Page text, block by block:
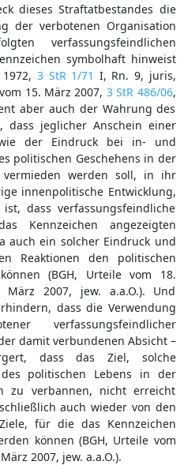
dieses Straftatbestandes die
der verbotenen Organisation
verfassungsfeindlichen
symbolhaft hinweist
3 StR 1/71 I, Rn. 9, juris,
15. März 2007, 3 StR 486/06,
aber auch der Wahrung des
dass jeglicher Anschein einer
der Eindruck bei in- und
politischen Geschehens in der
vermieden werden soll, in ihr
innenpolitische Entwicklung,
dass verfassungsfeindliche
Kennzeichen angezeigten
auch ein solcher Eindruck und
Reaktionen den politischen
(BGH, Urteile vom 18.
2007, jew. a.a.O.). Und
dass die Verwendung
verfassungsfeindlicher
damit verbundenen Absicht –
dass das Ziel, solche
politischen Lebens in der
zu verbannen, nicht erreicht
auch wieder von den
für die das Kennzeichen
können (BGH, Urteile vom
2007, jew. a.a.O.).